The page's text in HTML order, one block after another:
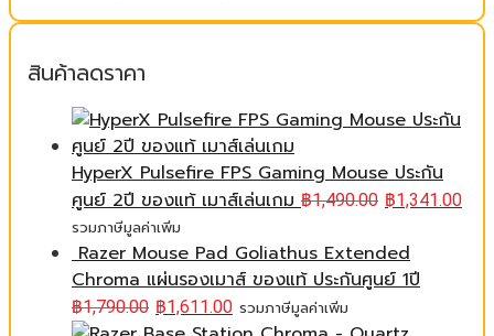
สินค้าลดราคา
HyperX Pulsefire FPS Gaming Mouse ประกัน
ศูนย์ 2ปี ของแท้ เมาส์เล่นเกม ฿1,490.00 ฿1,341.00
รวมภาษีมูลค่าเพิ่ม
Razer Mouse Pad Goliathus Extended
Chroma แผ่นรองเมาส์ ของแท้ ประกันศูนย์ 1ปี
฿1,790.00 ฿1,611.00 รวมภาษีมูลค่าเพิ่ม